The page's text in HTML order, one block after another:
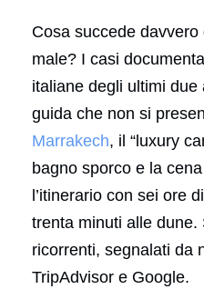
Cosa succede
male? I casi
italiane degli ultimi
guida che non si
Marrakech, il “luxury
bagno sporco e la
l’itinerario con sei ore
trenta minuti alle dune.
ricorrenti, segnalati da
TripAdvisor e Google.